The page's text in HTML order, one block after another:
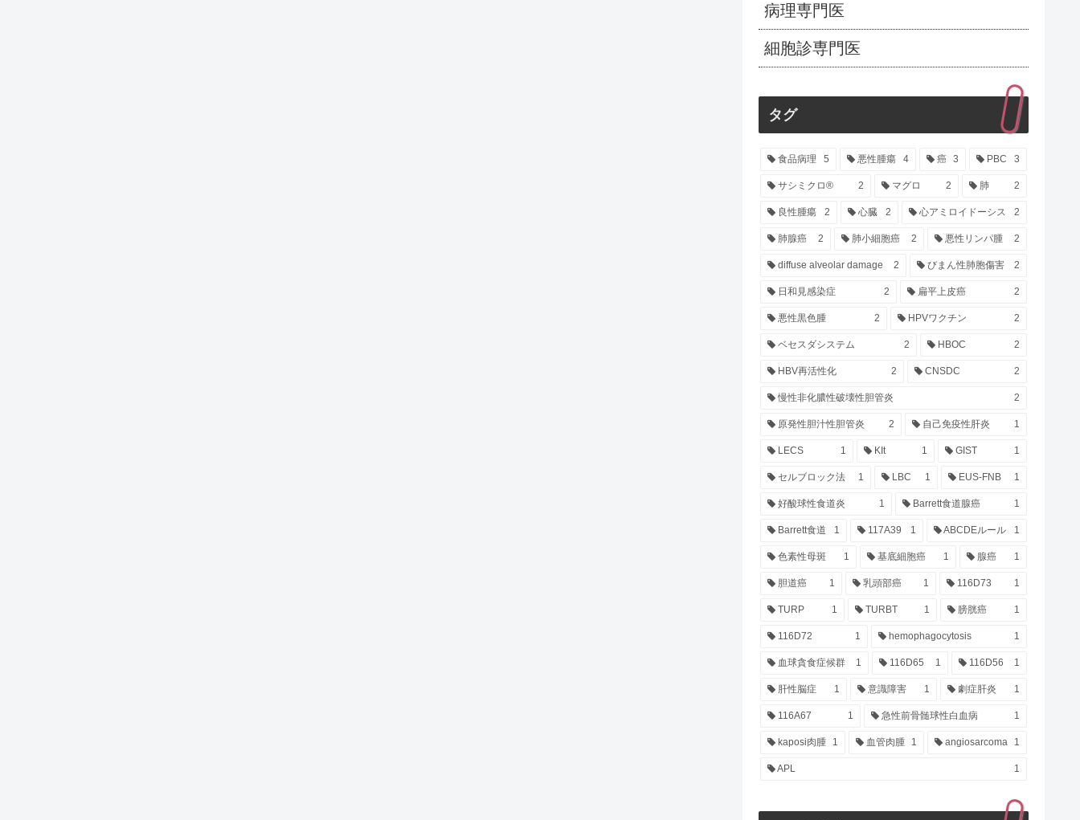
病理専門医
細胞診専門医
タグ
食品病理 5 悪性腫瘍 4 癌 3 PBC 3
サシミクロ® 2 マグロ 2 肺 2
良性腫瘍 2 心臓 2 心アミロイドーシス 2
肺腺癌 2 肺小細胞癌 2 悪性リンパ腫 2
diffuse alveolar damage 2 びまん性肺胞傷害 2
日和見感染症 2 扁平上皮癌 2
悪性黒色腫 2 HPVワクチン 2
ベセスダシステム 2 HBOC 2
HBV再活性化 2 CNSDC 2
慢性非化膿性破壊性胆管炎 2
原発性胆汁性胆管炎 2 自己免疫性肝炎 1
LECS 1 KIt 1 GIST 1
セルブロック法 1 LBC 1 EUS-FNB 1
好酸球性食道炎 1 Barrett食道腺癌 1
Barrett食道 1 117A39 1 ABCDEルール 1
色素性母斑 1 基底細胞癌 1 腺癌 1
胆道癌 1 乳頭部癌 1 116D73 1
TURP 1 TURBT 1 膀胱癌 1
116D72 1 hemophagocytosis 1
血球貪食症候群 1 116D65 1 116D56 1
肝性脳症 1 意識障害 1 劇症肝炎 1
116A67 1 急性前骨髄球性白血病 1
kaposi肉腫 1 血管肉腫 1 angiosarcoma 1
APL 1